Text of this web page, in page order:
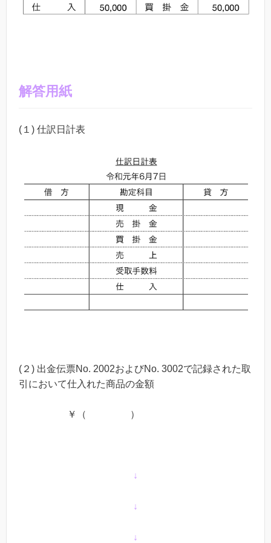
解答用紙
(１) 仕訳日計表
(２) 出金伝票No. 2002およびNo. 3002で記録された取
引において仕入れた商品の金額
￥（ ）
↓
↓
↓